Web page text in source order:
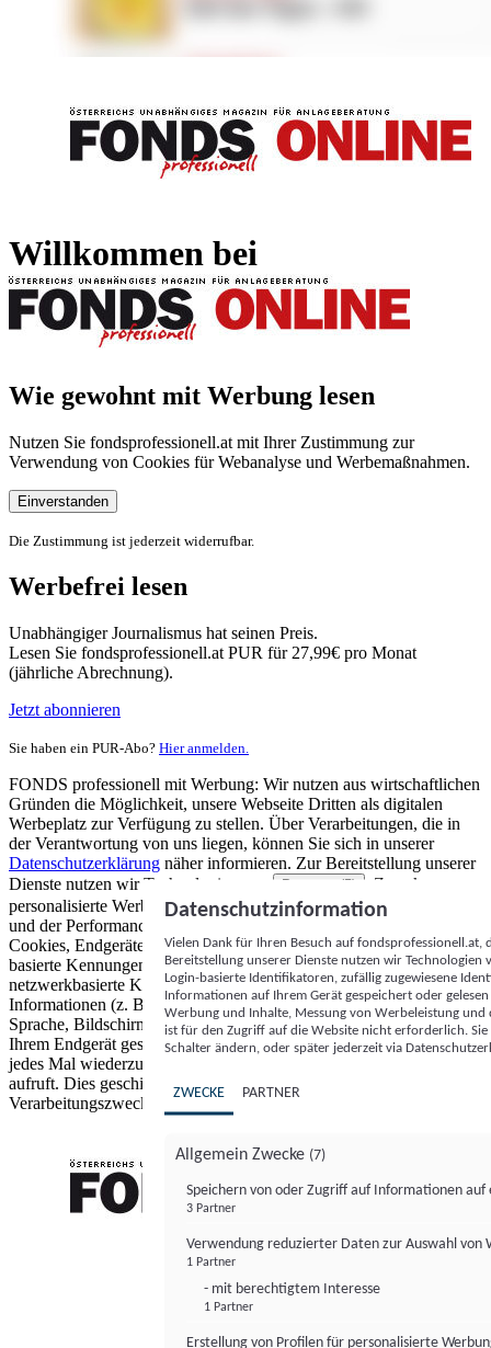
Willkommen bei
Wie gewohnt mit Werbung lesen
Nutzen Sie fondsprofessionell.at mit Ihrer Zustimmung zur
Verwendung von Cookies für Webanalyse und Werbemaßnahmen.
Einverstanden
Die Zustimmung ist jederzeit widerrufbar.
Werbefrei lesen
Unabhängiger Journalismus hat seinen Preis.
Lesen Sie fondsprofessionell.at PUR für 27,99€ pro Monat
(jährliche Abrechnung).
Jetzt abonnieren
Sie haben ein PUR-Abo? Hier anmelden.
FONDS professionell mit Werbung: Wir nutzen aus wirtschaftlichen
Gründen die Möglichkeit, unsere Webseite Dritten als digitalen
Werbeplatz zur Verfügung zu stellen. Über Verarbeitungen, die in
der Verantwortung von uns liegen, können Sie sich in unserer
Datenschutzerklärung näher informieren. Zur Bereitstellung unserer
Dienste nutzen wir Technologien von
Partnern (5)
. Zwecke:
personalisierte Werbung und Inhalte, Messung von Werbeleistung
und der Performance von Inhalten sowie Zielgruppenforschung.
Cookies, Endgeräte- oder ähnliche Online-Kennungen (z. B. login-
basierte Kennungen, zufällig generierte Kennungen,
netzwerkbasierte Kennungen) können zusammen mit anderen
Informationen (z. B. Browsertyp und Browserinformationen,
Sprache, Bildschirmgröße, unterstützte Technologien usw.) auf
Ihrem Endgerät gespeichert oder von dort ausgelesen werden, um es
jedes Mal wiederzuerkennen, wenn es eine App oder einer Webseite
aufruft. Dies geschieht für einen oder mehrere der hier aufgeführten
Verarbeitungszwecke.
Datenschutzinformation
Vielen Dank für Ihren Besuch auf
Bereitstellung unserer Dienste nutzen wir Technologien
Login-basierte Identifikatoren, zufällig zugewiesene
Informationen auf Ihrem Gerät gespeichert oder
Werbung und Inhalte, Messung von Werbeleistung
ist für den Zugriff auf die Website nicht erforderlich.
Schalter ändern, oder später jederzeit via
ZWECKE PARTNER
Allgemein Zwecke (7)
Speichern von oder Zugriff auf Informationen auf
3 Partner
Verwendung reduzierter Daten zur Auswahl von
1 Partner
- mit berechtigtem Interesse
1 Partner
Erstellung von Profilen für personalisierte
FONDS professionell